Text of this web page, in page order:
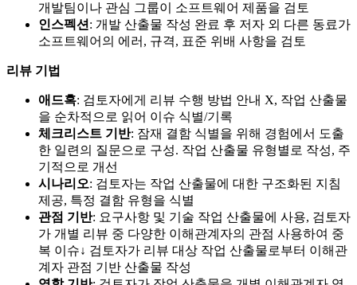
개발팀이나 관심 그룹이 소프트웨어 제품을 검토
인스펙션 : 개발 산출물 작성 완료 후 저자 외 다른 동료가
소프트웨어의 에러, 규격, 표준 위배 사항을 검토
리뷰 기법
애드혹: 검토자에게 리뷰 수행 방법 안내 X, 작업 산출물
을 순차적으로 읽어 이슈 식별/기록
체크리스트 기반: 잠재 결함 식별을 위해 경험에서 도출
한 일련의 질문으로 구성. 작업 산출물 유형별로 작성, 주
기적으로 개선
시나리오: 검토자는 작업 산출물에 대한 구조화된 지침
제공, 특정 결함 유형을 식별
관점 기반: 요구사항 및 기술 작업 산출물에 사용, 검토자
가 개별 리뷰 중 다양한 이해관계자의 관점 사용하여 중
복 이슈↓ 검토자가 리뷰 대상 작업 산출물로부터 이해관
계자 관점 기반 산출물 작성